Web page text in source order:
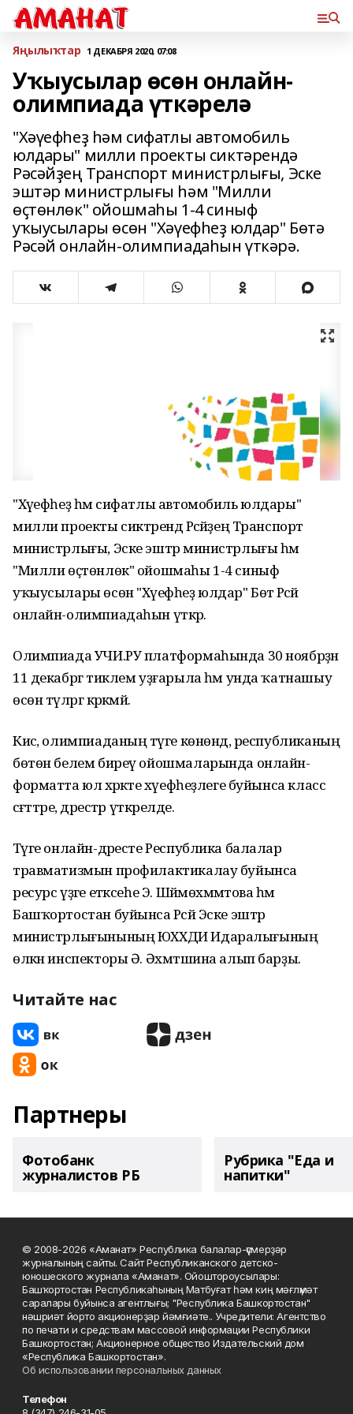
Яңылыҡтар 1 ДЕКАБРЯ 2020, 07:08
Уҡыусылар өсөн онлайн-
олимпиада үткәрелә
"Хәүефһеҙ һәм сифатлы автомобиль
юлдары" милли проекты сиктәрендә
Рәсәйҙең Транспорт министрлығы, Эске
эштәр министрлығы һәм "Милли
өҫтөнлөк" ойошмаһы 1-4 синыф
уҡыусылары өсөн "Хәүефһеҙ юлдар" Бөтә
Рәсәй онлайн-олимпиадаһын үткәрә.
"Хәүефһеҙ һәм сифатлы автомобиль юлдары"
милли проекты сиктәрендә Рәсәйҙең Транспорт
министрлығы, Эске эштәр министрлығы һәм
"Милли өҫтөнлөк" ойошмаһы 1-4 синыф
уҡыусылары өсөн "Хәүефһеҙ юлдар" Бөтә Рәсәй
онлайн-олимпиадаһын үткәрә.
Олимпиада УЧИ.РУ платформаһында 30 ноябрҙән
11 декабргә тиклем уҙғарыла һәм унда ҡатнашыу
өсөн түләргә кәрәкмәй.
Кисә, олимпиаданың тәүге көнөндә, республиканың
бөтөн белем биреү ойошмаларында онлайн-
форматта юл хәрәкәте хәүефһеҙлеге буйынса класс
сәғәттәре, дәрестәр үткәрелде.
Тәүге онлайн-дәресте Республика балалар
травматизмын профилактикалау буйынса
ресурс үҙәге етәксеһе Э. Шәймөхәммәтова һәм
Башҡортостан буйынса Рәсәй Эске эштәр
министрлығынының ЮХХДИ Идаралығының
өлкән инспекторы Ә. Әхмәтшина алып барҙы.
Читайте нас
Партнеры
Фотобанк
журналистов РБ
Рубрика "Еда и
напитки"
© 2008-2026 «Аманат» Республика балалар-үҫмерҙәр
журналының сайты. Сайт Республиканского детско-
юношеского журнала «Аманат». Ойоштороусылары:
Башҡортостан Республикаһының Матбуғат һәм киң мәғлүмәт
саралары буйынса агентлығы; "Республика Башкортостан"
нәшриәт йорто акционерҙар йәмғиәте.. Учредители: Агентство
по печати и средствам массовой информации Республики
Башкортостан; Акционерное общество Издательский дом
«Республика Башкортостан».
Об использовании персональных данных
Телефон